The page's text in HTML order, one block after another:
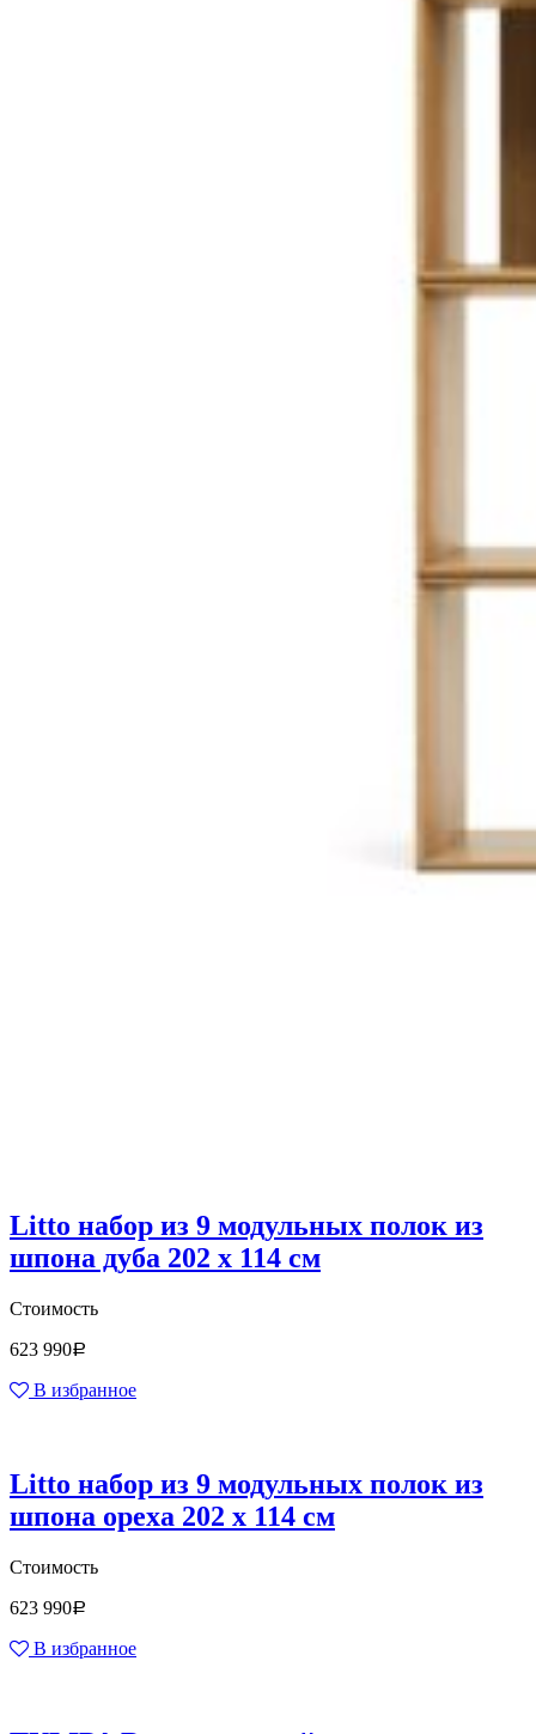
Litto набор из 9 модульных полок из
шпона дуба 202 x 114 см
Стоимость
623 990Р
В избранное
Litto набор из 9 модульных полок из
шпона ореха 202 x 114 см
Стоимость
623 990Р
В избранное